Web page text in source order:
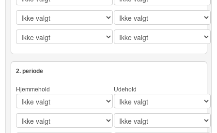
2. periode
Hjemmehold Udehold